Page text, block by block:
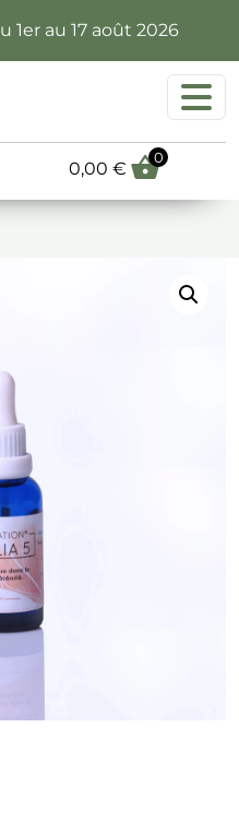
1er au 17 août 2026
0,00€
0